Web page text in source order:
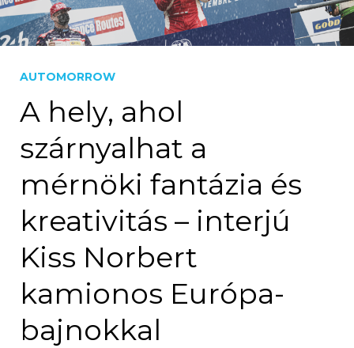
AUTOMORROW
A hely, ahol
szárnyalhat a
mérnöki fantázia és
kreativitás – interjú
Kiss Norbert
kamionos Európa-
bajnokkal